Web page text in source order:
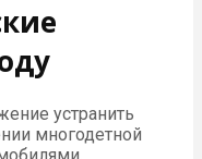
устранить
многодетной